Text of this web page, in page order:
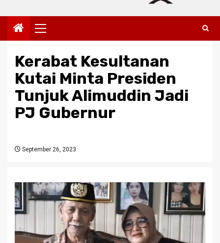
Primary
Menu
Kerabat Kesultanan
Kutai Minta Presiden
Tunjuk Alimuddin Jadi
PJ Gubernur
September 26, 2023